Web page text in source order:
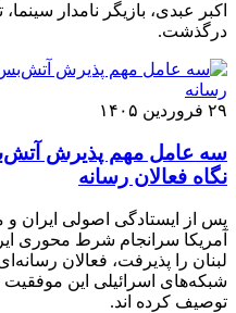
اکبر عبدی، بازیگر نامدار
درگذشت.
۲۹ فروردین ۱۴۰۵
سه عامل مهم پذیرش
نگاه فعالان رسانه
پس از ایستادگی اصولی ایران و
آمریکا سرانجام شرط محوری
لبنان را پذیرفت، فعالان
شبکه‌های اسرائیلی این موفقیت
توصیف کرده اند.